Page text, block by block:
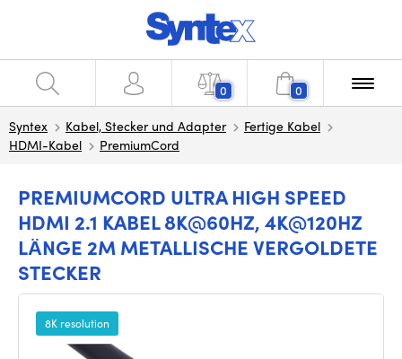
0 0
Syntex Kabel, Stecker und Adapter
Fertige Kabel
HDMI-Kabel
PremiumCord
PREMIUMCORD ULTRA HIGH SPEED
HDMI 2.1 KABEL 8K@60HZ, 4K@120HZ
LÄNGE 2M METALLISCHE VERGOLDETE
STECKER
8K resolution